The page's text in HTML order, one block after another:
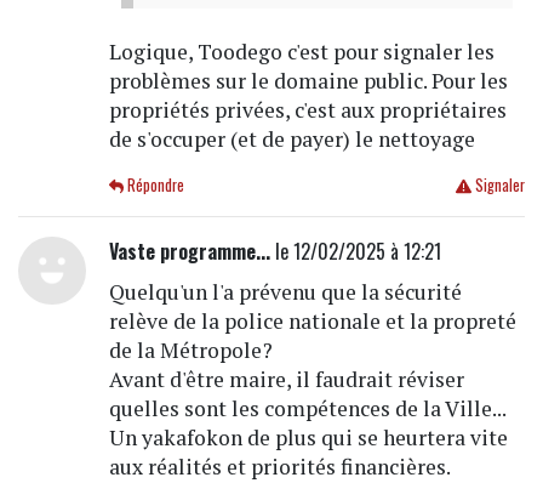
Logique, Toodego c'est pour signaler les
problèmes sur le domaine public. Pour les
propriétés privées, c'est aux propriétaires
de s'occuper (et de payer) le nettoyage
Signaler
Répondre
Vaste programme...le 12/02/2025 à 12:21
Quelqu'un l'a prévenu que la sécurité
relève de la police nationale et la propreté
de la Métropole?
Avant d'être maire, il faudrait réviser
quelles sont les compétences de la Ville...
Un yakafokon de plus qui se heurtera vite
aux réalités et priorités financières.